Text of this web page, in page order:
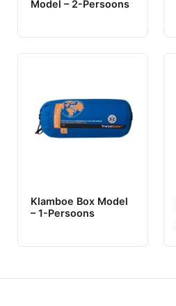
Model – 2-Persoons
Klamboe Box Model
– 1-Persoons